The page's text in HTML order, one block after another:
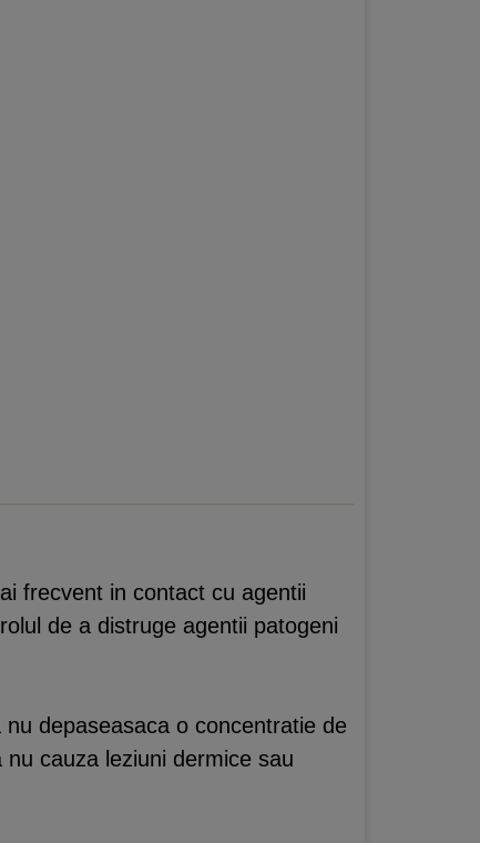
frecvent in contact cu agentii
de a distruge agentii patogeni
depaseasaca o concentratie de
cauza leziuni dermice sau